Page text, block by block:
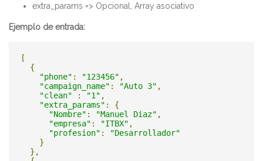
extra_params => Opcional, Array asociativo
Ejemplo de entrada:
[
{
"phone" : "123456" ,
"campaign_name" : "Auto 3" ,
"clean"
: "1" ,
"extra_params" :
{
"Nombre" : "Manuel Diaz" ,
"empresa" : "ITBX" ,
"profesion" :
"Desarrollador"
}
},